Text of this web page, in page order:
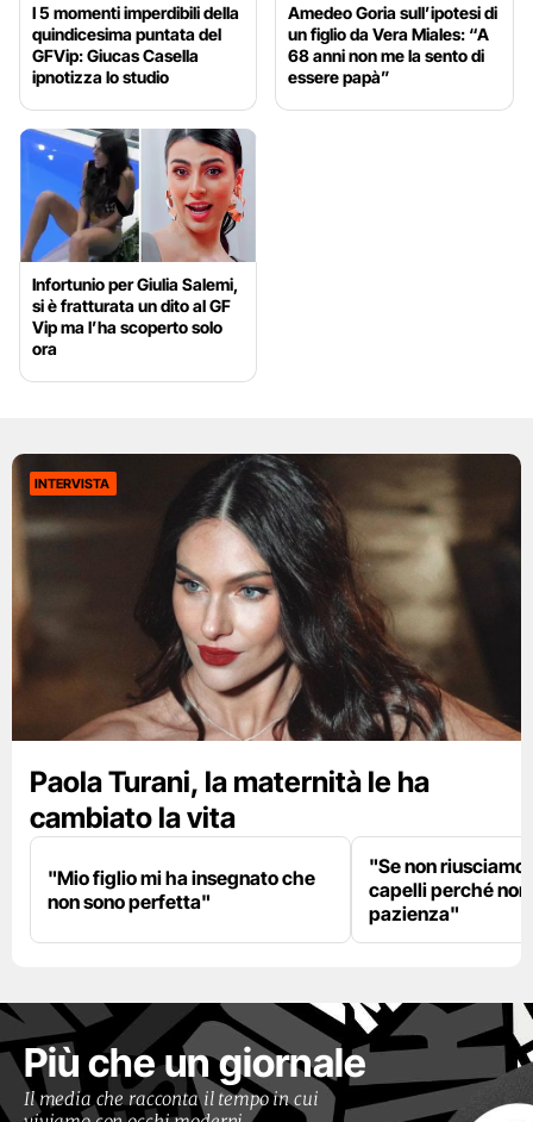
I 5 momenti imperdibili della
quindicesima puntata del
GFVip: Giucas Casella
ipnotizza lo studio
Amedeo Goria sull’ipotesi di
un figlio da Vera Miales: “A
68 anni non me la sento di
essere papà”
Infortunio per Giulia Salemi,
si è fratturata un dito al GF
Vip ma l’ha scoperto solo
ora
INTERVISTA
Paola Turani, la maternità le ha
cambiato la vita
"Mio figlio mi ha insegnato che
non sono perfetta"
"Se non riusciamo
capelli perché
pazienza"
Più che un giornale
Il media che racconta il tempo in cui